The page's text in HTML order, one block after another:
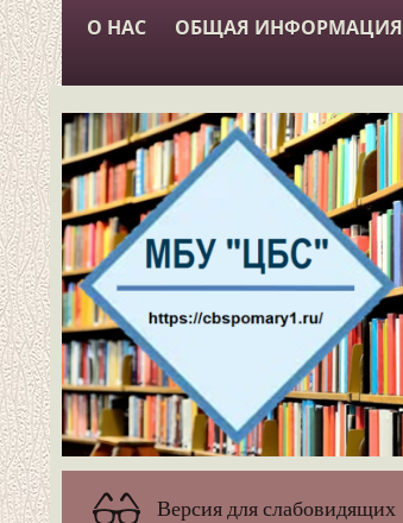
О НАС ОБЩАЯ ИНФОРМАЦИЯ
Версия для слабовидящих